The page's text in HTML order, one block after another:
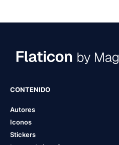
CONTENIDO
Autores
Iconos
Stickers